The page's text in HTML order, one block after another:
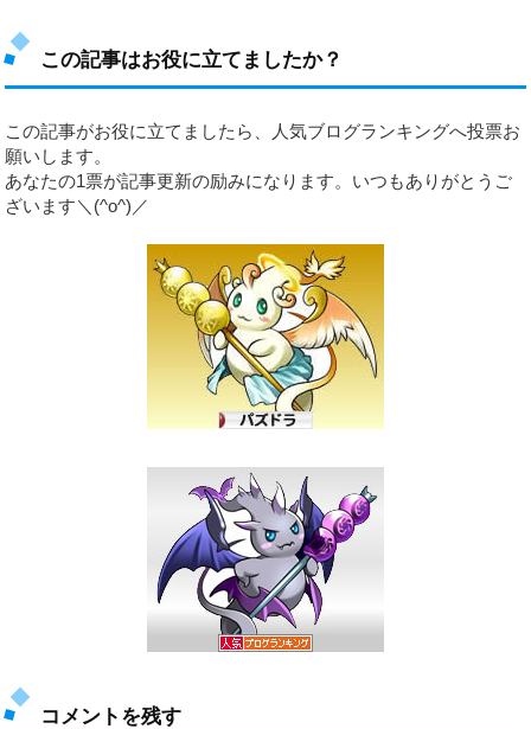
この記事はお役に立てましたか？
この記事がお役に立てましたら、人気ブログランキングへ投票お
願いします。
あなたの1票が記事更新の励みになります。いつもありがとうご
ざいます＼(^o^)／
コメントを残す